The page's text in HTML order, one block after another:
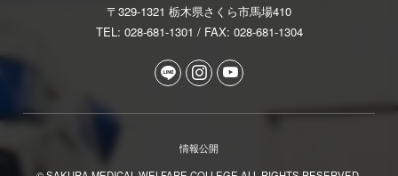
〒329-1321 栃木県さくら市馬場410
TEL: 028-681-1301 / FAX: 028-681-1304
情報公開